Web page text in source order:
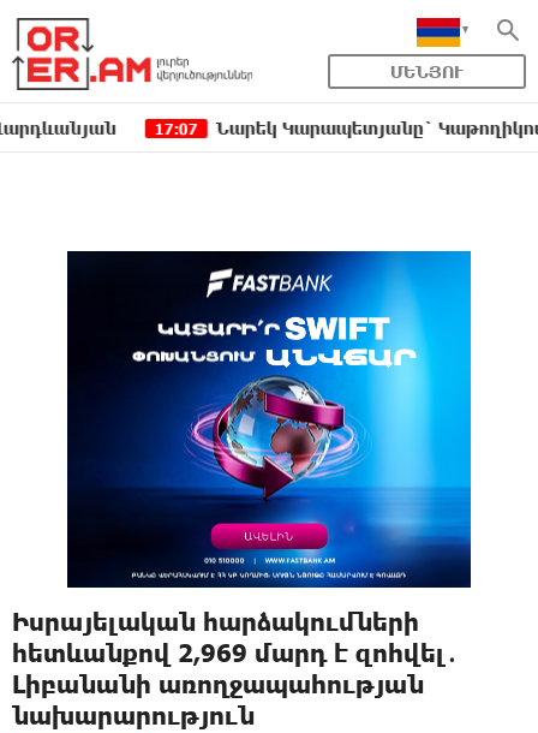
ՄԵՆՅՈՒ
17:07 Նարեկ Կարապետյանը` Կաթողիկոսին
Իսրայելական hարձակnւմների
հետևանքով 2,969 մարդ է զnhվել․
Լիբանանի առողջապահության
նախարարություն